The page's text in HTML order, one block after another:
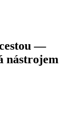
—
nástrojem